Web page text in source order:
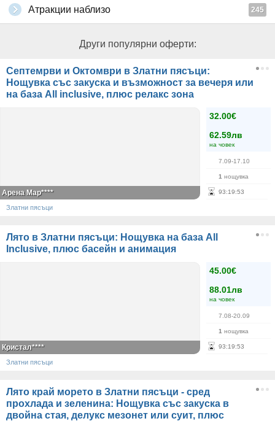
Атракции наблизо 245
Други популярни оферти:
Септемрви и Октомври в Златни пясъци:
Нощувка със закуска и възможност за вечеря или
на база Аll inclusive, плюс релакс зона
32.00€
62.59лв
на човек
7.09-17.10
1 нощувка
93:19:53
Арена Мар****
Златни пясъци
Лято в Златни пясъци: Нощувка на база All
Inclusive, плюс басейн и анимация
45.00€
88.01лв
на човек
7.08-20.09
1 нощувка
93:19:53
Кристал****
Златни пясъци
Лято край морето в Златни пясъци - сред
прохлада и зеленина: Нощувка със закуска в
двойна стая, делукс мезонет или суит, плюс